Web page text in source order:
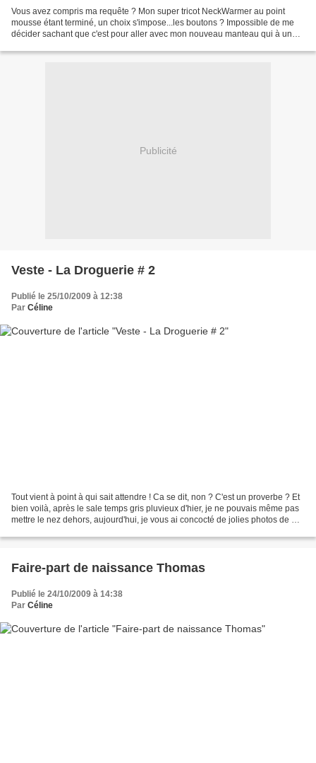
Vous avez compris ma requête ? Mon super tricot NeckWarmer au point
mousse étant terminé, un choix s'impose...les boutons ? Impossible de me
décider sachant que c'est pour aller avec mon nouveau manteau qui à un
Publicité
Veste - La Droguerie # 2
Publié le 25/10/2009 à 12:38
Par Céline
Tout vient à point à qui sait attendre ! Ca se dit, non ? C'est un proverbe ? Et
bien voilà, après le sale temps gris pluvieux d'hier, je ne pouvais même pas
mettre le nez dehors, aujourd'hui, je vous ai concocté de jolies photos de ma
Faire-part de naissance Thomas
Publié le 24/10/2009 à 14:38
Par Céline